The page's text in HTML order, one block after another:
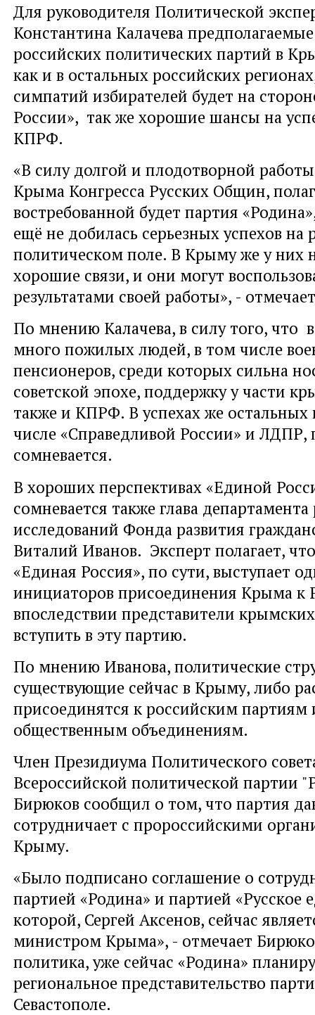
Для руководителя Политической
Константина Калачева
российских политических партий в
как и в остальных российских
симпатий избирателей будет на
России», так же хорошие шансы на
КПРФ.
«В силу долгой и плодотворной
Крыма Конгресса Русских Общин,
востребованной будет партия
ещё не добилась серьезных успехов на
политическом поле. В Крыму же у них
хорошие связи, и они могут
результатами своей работы», -
По мнению Калачева, в силу того, что
много пожилых людей, в том числе
пенсионеров, среди которых сильна
советской эпохе, поддержку у части
также и КПРФ. В успехах же остальных
числе «Справедливой России» и ЛДПР,
сомневается.
В хороших перспективах «Единой
сомневается также глава
исследований Фонда развития
Виталий Иванов. Эксперт полагает,
«Единая Россия», по сути, выступает
инициаторов присоединения Крыма к
впоследствии представители
вступить в эту партию.
По мнению Иванова, политические
существующие сейчас в Крыму, либо
присоединятся к российским партиям
общественным объединениям.
Член Президиума Политического
Всероссийской политической партии
Бирюков сообщил о том, что партия
сотрудничает с пророссийскими
Крыму.
«Было подписано соглашение о
партией «Родина» и партией «Русское
которой, Сергей Аксенов, сейчас
министром Крыма», - отмечает
политика, уже сейчас «Родина»
региональное представительство
Севастополе.